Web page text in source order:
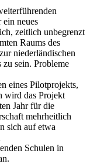
ein neues
zeitlich unbegrenzt
Raums des
niederländischen
zu sein. Probleme
eines Pilotprojekts,
wird das Projekt
Jahr für die
mehrheitlich
sich auf etwa
Schulen in